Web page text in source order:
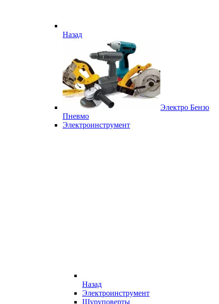
Назад
Электро Бензо
Пневмо
Электроинструмент
Назад
Электроинструмент
Шуруповерты